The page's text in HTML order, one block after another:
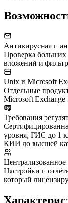
Антивирусная и
Проверка больших
вложений и
Unix и Microsoft
Отдельные
Microsoft Exchange
Требования
уровня, ГИС до 1
КИИ до высшей
Централизованное
Настройки и
который